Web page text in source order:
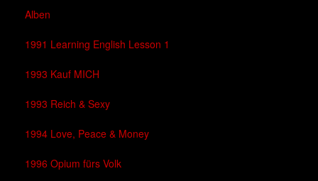
Alben
1991 Learning English Lesson 1
1993 Kauf MICH
1993 Reich & Sexy
1994 Love, Peace & Money
1996 Opium fürs Volk